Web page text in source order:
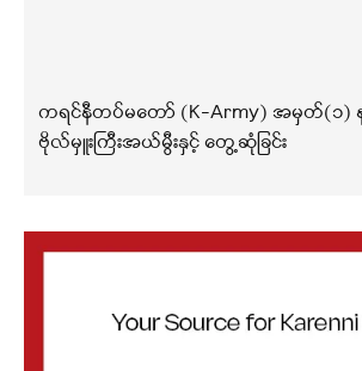
ကရင်နီတပ်မတော် (K-Army) အမှတ်(၁)
ဗိုလ်မှူးကြီးအယ်မွီးနှင့် တွေ့ဆုံခြင်း